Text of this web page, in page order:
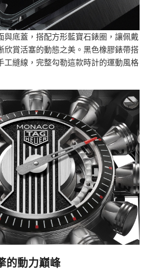
與底蓋，搭配方形藍寶石錶圈，讓佩戴
欣賞活塞的動態之美。黑色橡膠錶帶搭
工縫線，完整勾勒這款時計的運動風格
的動力巔峰